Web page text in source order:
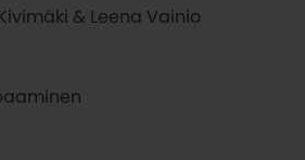
& Leena Vainio